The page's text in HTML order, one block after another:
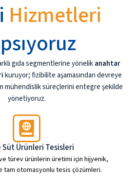
Hizmetleri
gıda segmentlerine yönelikanahtar
kuruyor; fizibilite aşamasından devreye
mühendislik süreçlerini entegre şekilde
yönetiyoruz.
Süt Ürünleri Tesisleri
türev ürünlerin üretimi için hijyenik,
tam otomasyonlu tesis çözümleri.